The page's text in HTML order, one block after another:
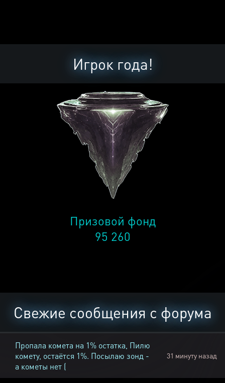
Игрок года!
Призовой фонд
95 260
Свежие сообщения с форума
Пропала комета на 1% остатка, Пилю
комету, остаётся 1%. Посылаю зонд -
а кометы нет (
31 минуту назад